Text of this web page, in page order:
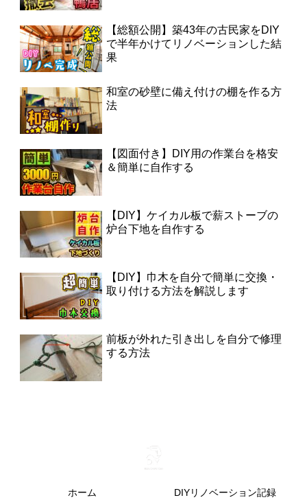
【総額公開】築43年の古民家をDIY
で半年かけてリノベーションした結
果
和室の砂壁に備え付けの棚を作る方
法
【図面付き】DIY用の作業台を格安
＆簡単に自作する
【DIY】ケイカル板で薪ストーブの
炉台下地を自作する
【DIY】巾木を自分で簡単に交換・
取り付ける方法を解説します
前板が外れた引き出しを自分で修理
する方法
ホーム DIYリノベーション記録